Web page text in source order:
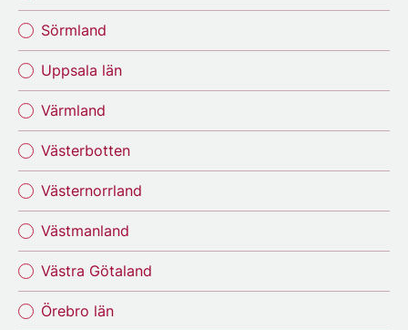
Sörmland
Uppsala län
Värmland
Västerbotten
Västernorrland
Västmanland
Västra Götaland
Örebro län